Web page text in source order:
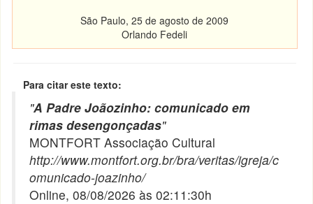
São Paulo, 25 de agosto de 2009
Orlando Fedeli
Para citar este texto:
"A Padre Joãozinho: comunicado em
rimas desengonçadas"
MONTFORT Associação Cultural
http://www.montfort.org.br/bra/veritas/igreja/c
omunicado-joazinho/
Online, 08/08/2026 às 02:11:30h